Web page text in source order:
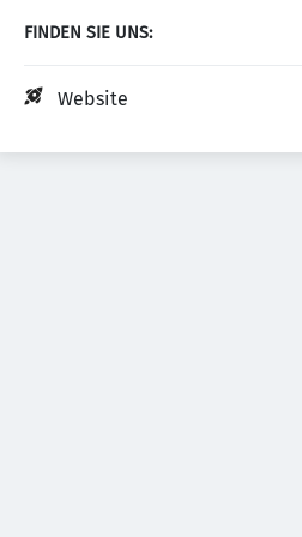
FINDEN SIE UNS:
Website